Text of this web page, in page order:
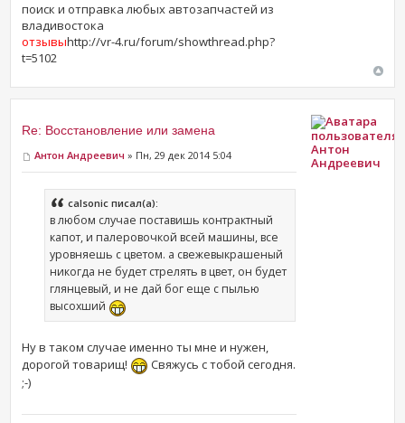
поиск и отправка любых автозапчастей из
владивостока
отзывыhttp://vr-4.ru/forum/showthread.php?
t=5102
Re: Восстановление или замена
Aнтон Андреевич » Пн, 29 дек 2014 5:04
calsonic писал(а):
в любом случае поставишь контрактный
капот, и палеровочкой всей машины, все
уровняешь с цветом. а свежевыкрашеный
никогда не будет стрелять в цвет, он будет
глянцевый, и не дай бог еще с пылью
высохший
Ну в таком случае именно ты мне и нужен,
дорогой товарищ!
Свяжусь с тобой сегодня.
;-)
Aнтон
Андреевич